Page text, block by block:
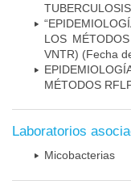
LOS
VNTR) (Fecha
MÉTODOS
Laboratorios
Micobacterias